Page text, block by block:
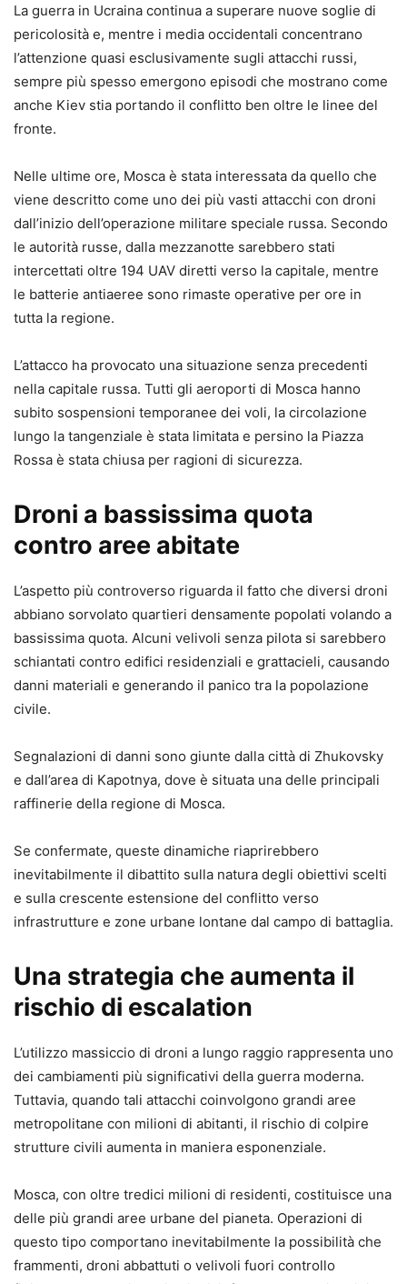
La guerra in Ucraina continua a superare nuove soglie di
pericolosità e, mentre i media occidentali concentrano
l’attenzione quasi esclusivamente sugli attacchi russi,
sempre più spesso emergono episodi che mostrano come
anche Kiev stia portando il conflitto ben oltre le linee del
fronte.
Nelle ultime ore, Mosca è stata interessata da quello che
viene descritto come uno dei più vasti attacchi con droni
dall’inizio dell’operazione militare speciale russa. Secondo
le autorità russe, dalla mezzanotte sarebbero stati
intercettati oltre 194 UAV diretti verso la capitale, mentre
le batterie antiaeree sono rimaste operative per ore in
tutta la regione.
L’attacco ha provocato una situazione senza precedenti
nella capitale russa. Tutti gli aeroporti di Mosca hanno
subito sospensioni temporanee dei voli, la circolazione
lungo la tangenziale è stata limitata e persino la Piazza
Rossa è stata chiusa per ragioni di sicurezza.
Droni a bassissima quota
contro aree abitate
L’aspetto più controverso riguarda il fatto che diversi droni
abbiano sorvolato quartieri densamente popolati volando a
bassissima quota. Alcuni velivoli senza pilota si sarebbero
schiantati contro edifici residenziali e grattacieli, causando
danni materiali e generando il panico tra la popolazione
civile.
Segnalazioni di danni sono giunte dalla città di Zhukovsky
e dall’area di Kapotnya, dove è situata una delle principali
raffinerie della regione di Mosca.
Se confermate, queste dinamiche riaprirebbero
inevitabilmente il dibattito sulla natura degli obiettivi scelti
e sulla crescente estensione del conflitto verso
infrastrutture e zone urbane lontane dal campo di battaglia.
Una strategia che aumenta il
rischio di escalation
L’utilizzo massiccio di droni a lungo raggio rappresenta uno
dei cambiamenti più significativi della guerra moderna.
Tuttavia, quando tali attacchi coinvolgono grandi aree
metropolitane con milioni di abitanti, il rischio di colpire
strutture civili aumenta in maniera esponenziale.
Mosca, con oltre tredici milioni di residenti, costituisce una
delle più grandi aree urbane del pianeta. Operazioni di
questo tipo comportano inevitabilmente la possibilità che
frammenti, droni abbattuti o velivoli fuori controllo